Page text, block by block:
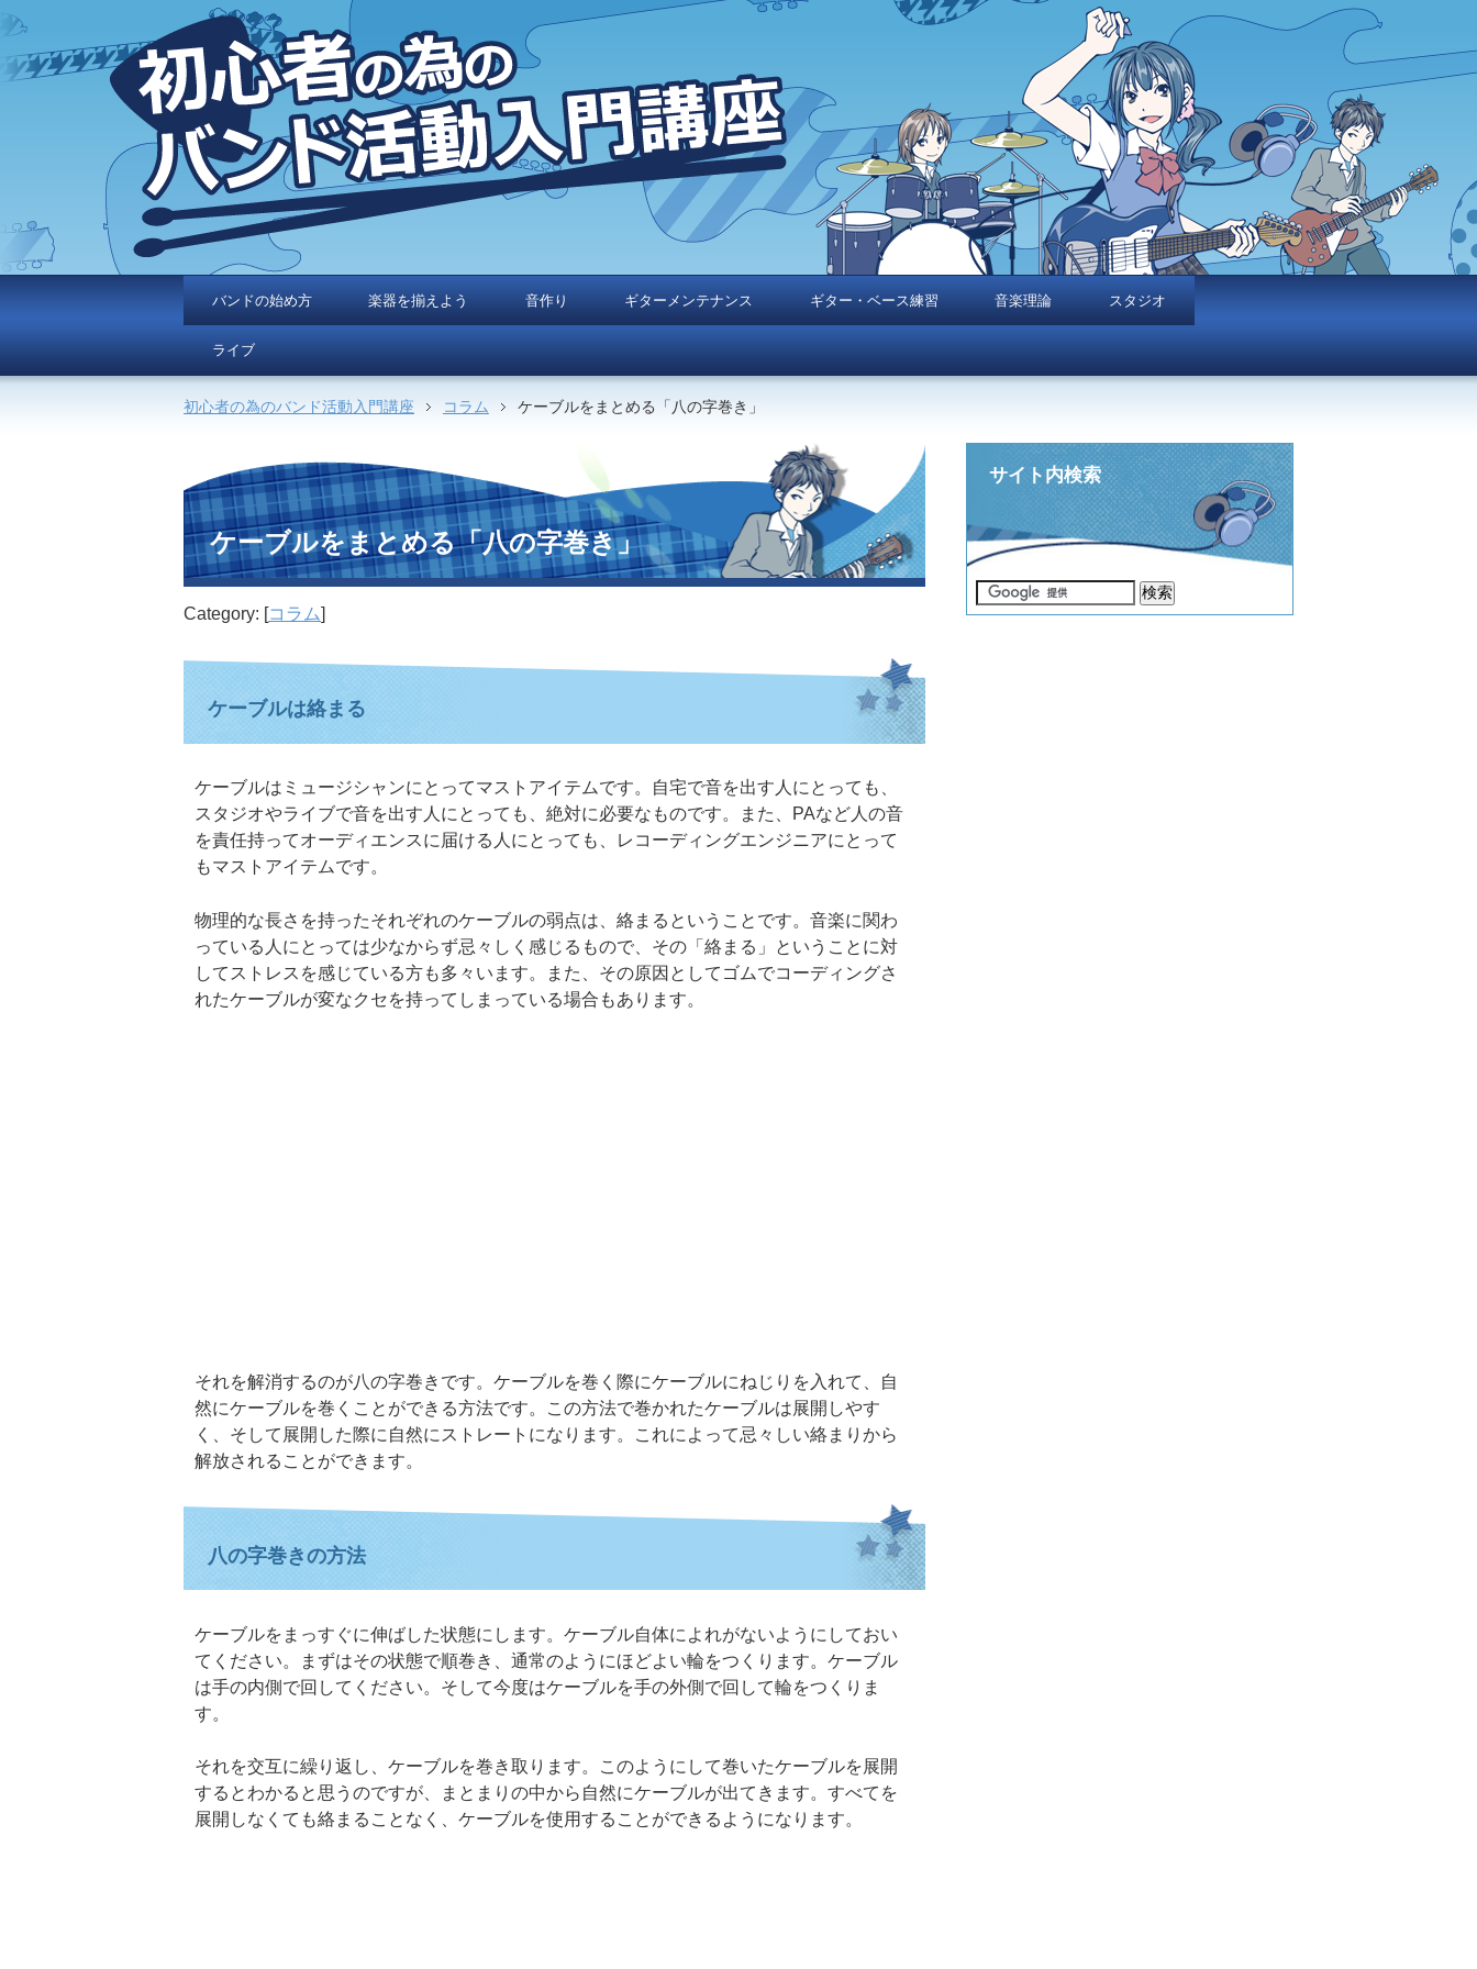
バンドの始め方 楽器を揃えよう 音作り ギターメンテナンス ギター・ベース練習 音楽理論 スタジオ
ライブ
初心者の為のバンド活動入門講座 コラム ケーブルをまとめる「八の字巻き」
ケーブルをまとめる「八の字巻き」
Category: [コラム]
ケーブルは絡まる
ケーブルはミュージシャンにとってマストアイテムです。自宅で音を出す人にとっても、
スタジオやライブで音を出す人にとっても、絶対に必要なものです。また、PAなど人の音
を責任持ってオーディエンスに届ける人にとっても、レコーディングエンジニアにとって
もマストアイテムです。
物理的な長さを持ったそれぞれのケーブルの弱点は、絡まるということです。音楽に関わ
っている人にとっては少なからず忌々しく感じるもので、その「絡まる」ということに対
してストレスを感じている方も多々います。また、その原因としてゴムでコーディングさ
れたケーブルが変なクセを持ってしまっている場合もあります。
それを解消するのが八の字巻きです。ケーブルを巻く際にケーブルにねじりを入れて、自
然にケーブルを巻くことができる方法です。この方法で巻かれたケーブルは展開しやす
く、そして展開した際に自然にストレートになります。これによって忌々しい絡まりから
解放されることができます。
八の字巻きの方法
ケーブルをまっすぐに伸ばした状態にします。ケーブル自体によれがないようにしておい
てください。まずはその状態で順巻き、通常のようにほどよい輪をつくります。ケーブル
は手の内側で回してください。そして今度はケーブルを手の外側で回して輪をつくりま
す。
それを交互に繰り返し、ケーブルを巻き取ります。このようにして巻いたケーブルを展開
するとわかると思うのですが、まとまりの中から自然にケーブルが出てきます。すべてを
展開しなくても絡まることなく、ケーブルを使用することができるようになります。
サイト内検索